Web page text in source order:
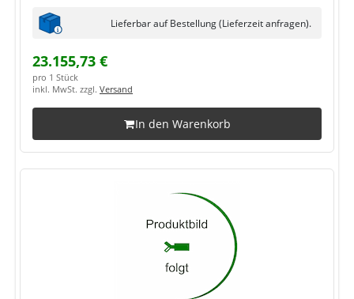
Lieferbar auf Bestellung (Lieferzeit anfragen).
23.155,73 €
pro 1 Stück
inkl. MwSt. zzgl. Versand
In den Warenkorb